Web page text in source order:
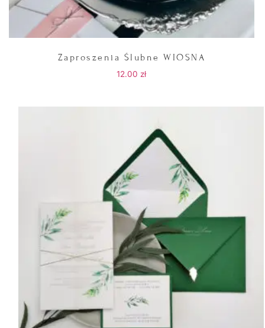
Zaproszenia Ślubne WIOSNA
12.00 zł